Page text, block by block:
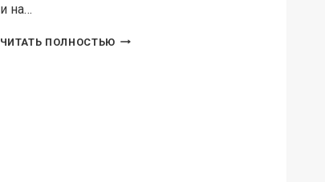
и на…
ЧИТАТЬ ПОЛНОСТЬЮ ТЕОРЕМА